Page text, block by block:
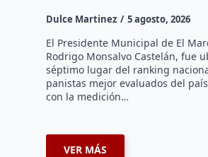
Dulce Martinez 5 agosto, 2026
El Presidente Municipal de El
Rodrigo Monsalvo Castelán, fue
séptimo lugar del ranking
panistas mejor evaluados del
con la medición…
VER MÁS